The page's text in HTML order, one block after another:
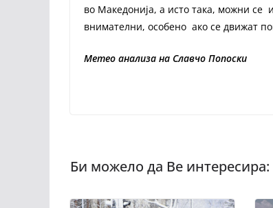
во Македонија, а исто така, можни се
внимателни, особено ако се движат
Метео анализа на Славчо Попоски